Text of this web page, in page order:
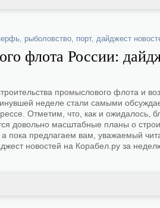
, рыболовство, порт, дайджест
флота России:
промыслового флота и
неделе стали самыми
Отметим, что, как и ожидалось,
довольно масштабные планы о
пока предлагаем вам, уважаемый
новостей на Корабел.ру за